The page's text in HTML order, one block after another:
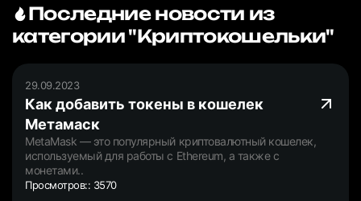
Последние новости из
категории "Криптокошельки"
29.09.2023
Как добавить токены в кошелек
Mетамаск
MetaMask — это популярный криптовалютный кошелек,
используемый для работы с Ethereum, а также с
монетами..
Просмотров:: 3570